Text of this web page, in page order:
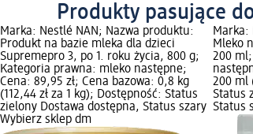
Produkty pasujące
Marka: Nestlé NAN; Nazwa produktu:
Produkt na bazie mleka dla dzieci
Supremepro 3, po 1. roku życia, 800 g;
Kategoria prawna: mleko następne;
Cena: 89,95 zł; Cena bazowa: 0,8 kg
(112,44 zł za 1 kg); Dostępność: Status
zielony Dostawa dostępna, Status szary
Wybierz sklep dm
Marka:
Mleko
200
200 ml
Status
Status